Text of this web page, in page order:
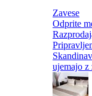
Zavese
Odprite
ujemajo z